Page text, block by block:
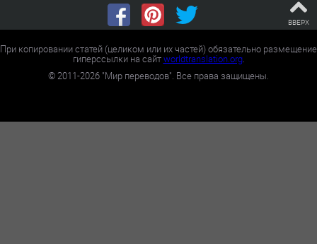
ВВЕРХ
При копировании статей (целиком или их частей) обязательно размещение
гиперссылки на сайтworldtranslation.org.
©2011-2026 "Мир переводов". Все права защищены.